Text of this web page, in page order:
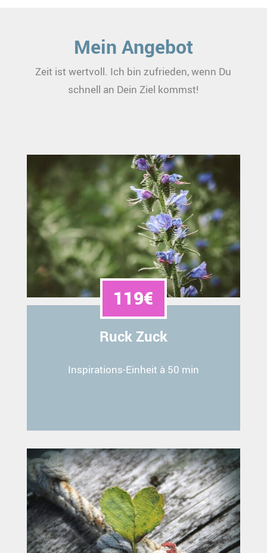
Mein Angebot
Zeit ist wertvoll. Ich bin zufrieden, wenn Du
schnell an Dein Ziel kommst!
119€
Ruck Zuck
Inspirations-Einheit à 50 min